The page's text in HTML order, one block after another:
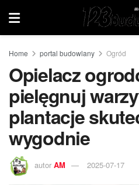
Home portal budowlany Ogród
Opielacz
pielęgnuj
plantacje
wygodnie
autor AM 2025-07-17